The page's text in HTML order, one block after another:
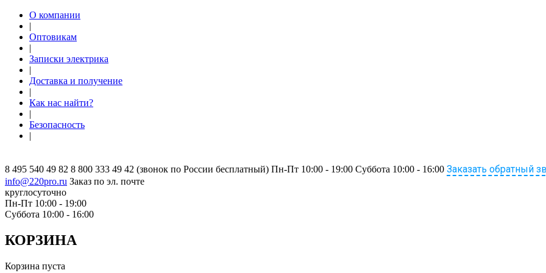
О компании
|
Оптовикам
|
Записки электрика
|
Доставка и получение
|
Как нас найти?
|
Безопасность
|
8 495 540 49 82 8 800 333 49 42 (звонок по России бесплатный) Пн-Пт 10:00 - 19:00 Суббота 10:00 - 16:00 Заказать обратный
info@220pro.ru Заказ по эл. почте
круглосуточно
Пн-Пт 10:00 - 19:00
Суббота 10:00 - 16:00
КОРЗИНА
Корзина пуста